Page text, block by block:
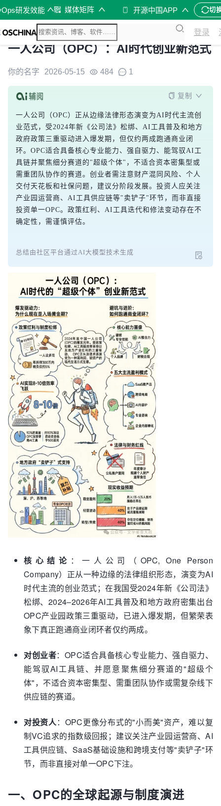
研发效能 媒体矩阵 开源中国APP 切
登录
一人公司（OPC）：AI时代创业新范式
你的名字 2026-05-15 484 1
复制
一人公司（OPC）正从边缘法律形态演变为AI时代主流创
业范式，受2024年新《公司法》松绑、AI工具普及和地方
政府政策三重驱动进入爆发期，但仅约两成跑通商业闭
环。OPC适合具备核心专业能力、强自驱力、能驾驭AI工
具链并聚焦细分赛道的"超级个体"，不适合资本密集型或
需重团队协作的赛道。创业者需注意财产混同风险、个人
交付天花板和社保问题，建议分阶段发展。投资人应关注
产业园运营商、AI工具供应链等"卖铲子"环节，而非直接
投资单一OPC。政策红利、AI工具迭代和修法变动存在不
确定性，需谨慎评估。
总结由社区平台通过AI大模型技术生成
核心结论 ：一人公司（OPC, One Person
Company）正从一种边缘的法律组织形态，演变为AI
时代主流的创业范式；在我国受2024年新《公司法》
松绑、2024–2026年AI工具普及和地方政府密集出台
OPC产业园政策三重驱动，已进入爆发期，但繁荣表
象下真正跑通商业闭环者仅约两成。
对创业者：OPC适合具备核心专业能力、强自驱力、
能驾驭AI工具链、并愿意聚焦细分赛道的"超级个
体"，不适合资本密集型、需重团队协作或需复杂线下
供应链的赛道。
对投资人：OPC更像分布式的"小而美"资产，难以复
制VC追求的指数级回报；建议关注产业园运营商、AI
工具供应链、SaaS基础设施和跨境支付等"卖铲子"环
节，而非直接对单一OPC下注。
一、OPC的全球起源与制度演进